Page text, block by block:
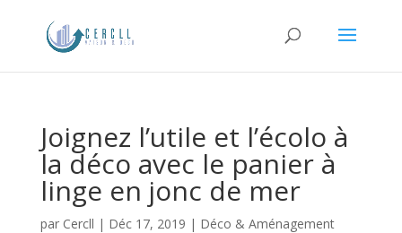
Joignez l’utile et l’écolo à
la déco avec le panier à
linge en jonc de mer
par Cercll | Déc 17, 2019 | Déco & Aménagement